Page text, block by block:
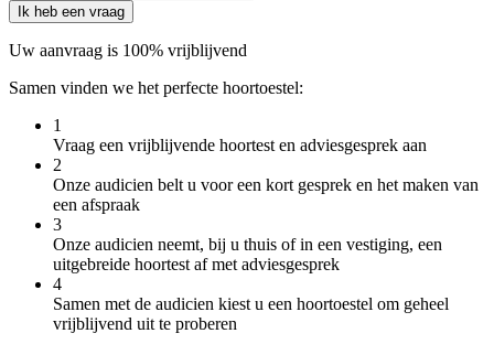
Ik heb een vraag
Uw aanvraag is 100% vrijblijvend
Samen vinden we het perfecte hoortoestel:
1
Vraag een vrijblijvende hoortest en adviesgesprek aan
2
Onze audicien belt u voor een kort gesprek en het maken van
een afspraak
3
Onze audicien neemt, bij u thuis of in een vestiging, een
uitgebreide hoortest af met adviesgesprek
4
Samen met de audicien kiest u een hoortoestel om geheel
vrijblijvend uit te proberen